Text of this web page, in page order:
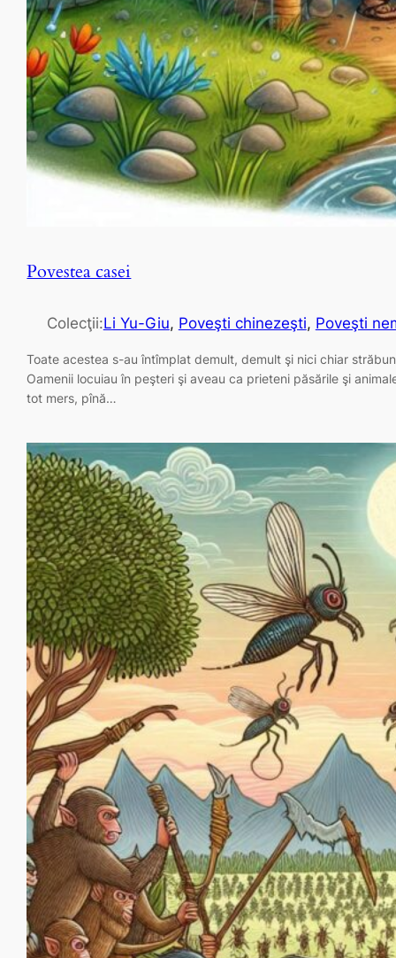
Povestea casei
Colecţii:Li Yu-Giu, Poveşti chinezeşti, Poveşti
Toate acestea s-au întîmplat demult, demult şi nici chiar
Oamenii locuiau în peşteri şi aveau ca prieteni păsările şi
tot mers, pînă…